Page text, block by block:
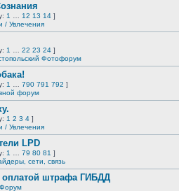
1 12 13 14 ]
/ Увлечения
1 22 23 24 ]
Фотофорум
1 790 791 792 ]
форум
1 2 3 4 ]
/ Увлечения
LPD
1 79 80 81 ]
сети, связь
оплатой штрафа ГИБДД